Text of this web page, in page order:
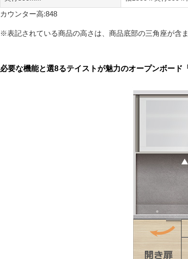
カウンター高:848
※表記されている商品の高さは、商品底部の三角座が含
必要な機能と選8るテイストが魅力のオープンボー